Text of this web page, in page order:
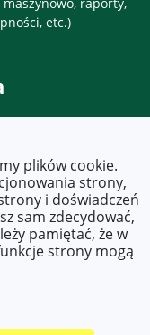
maszynowo, raporty,
etc.)
plików cookie.
strony,
i doświadczeń
sam zdecydować,
pamiętać, że w
strony mogą